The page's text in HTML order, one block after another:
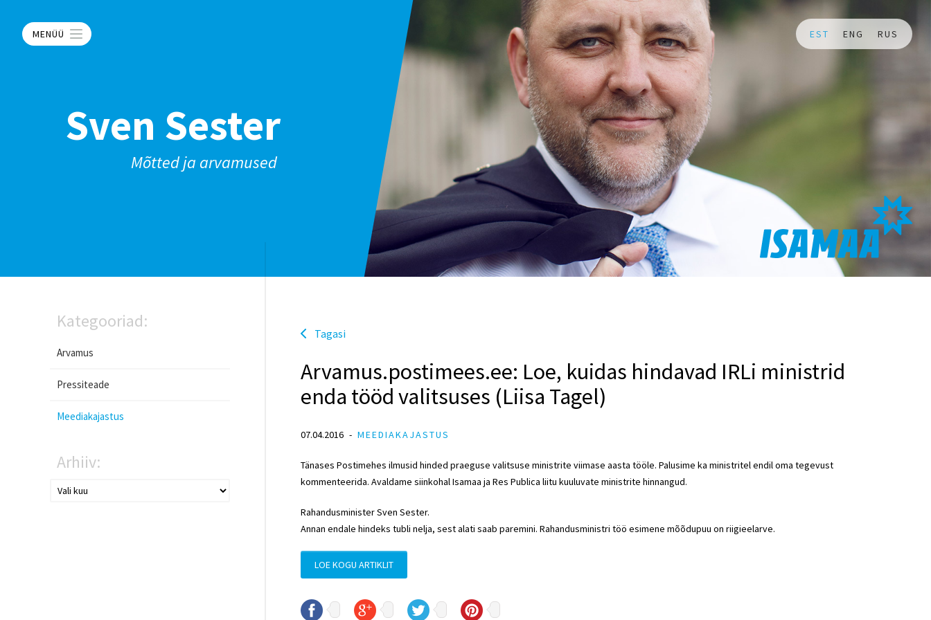
MENÜÜ EST ENG RUS
Sven Sester
Mõtted ja arvamused
Kategooriad:
Arvamus
Pressiteade
Meediakajastus
Arhiiv:
Tagasi
Arvamus.postimees.ee: Loe, kuidas hindavad IRLi ministrid
enda tööd valitsuses (Liisa Tagel)
07.04.2016 MEEDIAKAJASTUS
Tänases Postimehes ilmusid hinded praeguse valitsuse ministrite viimase aasta tööle. Palusime ka ministritel endil oma tegevust
kommenteerida. Avaldame siinkohal Isamaa ja Res Publica liitu kuuluvate ministrite hinnangud.
Rahandusminister Sven Sester.
Annan endale hindeks tubli nelja, sest alati saab paremini. Rahandusministri töö esimene mõõdupuu on riigieelarve.
LOE KOGU ARTIKLIT